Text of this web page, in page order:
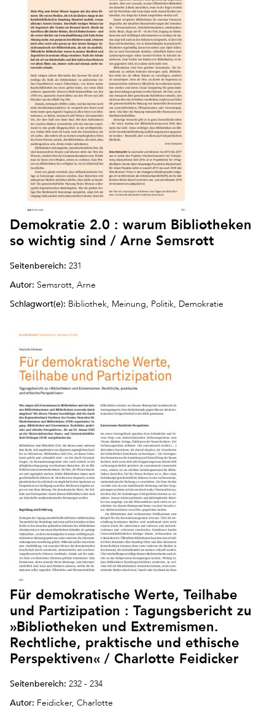
Demokratie 2.0 : warum Bibliotheken
so wichtig sind / Arne Semsrott
Seitenbereich: 231
Autor: Semsrott, Arne
Schlagwort(e): Bibliothek, Meinung, Politik, Demokratie
Für demokratische Werte, Teilhabe
und Partizipation : Tagungsbericht zu
»Bibliotheken und Extremismen.
Rechtliche, praktische und ethische
Perspektiven« / Charlotte Feidicker
Seitenbereich: 232 - 234
Autor: Feidicker, Charlotte